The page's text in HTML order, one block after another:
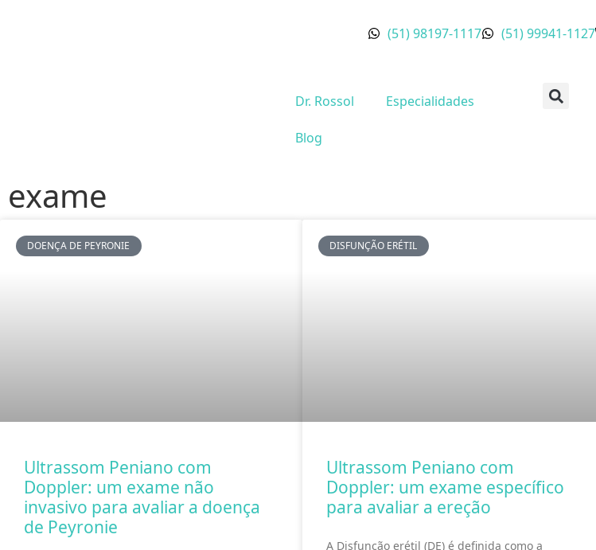
(51) 98197-1117 (51) 99941-1127
Dr. Rossol Especialidades
Blog
exame
DOENÇA DE PEYRONIE
Ultrassom Peniano com
Doppler: um exame não
invasivo para avaliar a doença
de Peyronie
DISFUNÇÃO ERÉTIL
Ultrassom Peniano com
Doppler: um exame específico
para avaliar a ereção
A Disfunção erétil (DE) é definida como a